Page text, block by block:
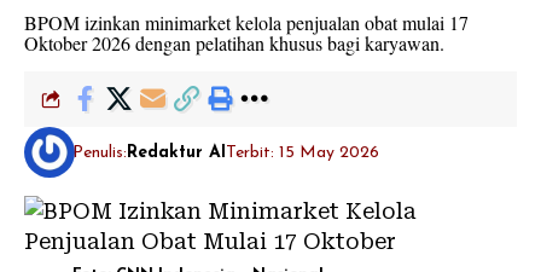
BPOM izinkan minimarket kelola penjualan obat mulai 17
Oktober 2026 dengan pelatihan khusus bagi karyawan.
Penulis: Redaktur AI Terbit: 15 May 2026